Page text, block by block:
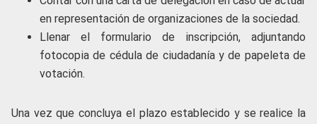
en representación de organizaciones de la sociedad.
Llenar el formulario de inscripción, adjuntando
fotocopia de cédula de ciudadanía y de papeleta de
votación.
Una vez que concluya el plazo establecido y se realice la